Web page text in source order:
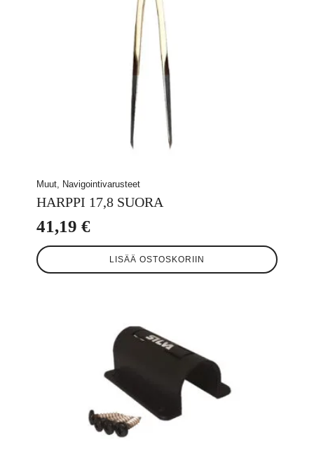
Muut, Navigointivarusteet
HARPPI 17,8 SUORA
41,19 €
LISÄÄ OSTOSKORIIN